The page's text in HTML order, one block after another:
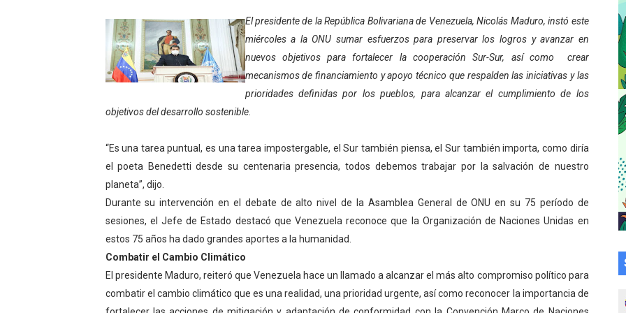
Niños merideños aprenden sobre gaita de tambora con Fundecem
Hospital universitario muestra sus avances en visita del Consejo Legislativo
Instituto Nacional de Nutrición celebra Semana Internacional de la Lactancia Materna
Gobernación de Mérida fortalece el desarrollo productivo en Rangel
Corposalud inició talleres para aspirantes al curso de Emergencia Prehospitalaria
Fortalecen formación académica de médicos en proceso de ruralidad
Fortaleciendo la economía comunal en El Vigía con microcréditos a emprendedores y
Campo Elías consolida plan de bacheo en el sector La Montañita
Fundecem inició con éxito el taller vacacional de origami
El Lactario del Iahula celebra la Semana Mundial de la Lactancia Materna
El presidente de la República Bolivariana de Venezuela, Nicolás Maduro, instó este
miércoles a la ONU sumar esfuerzos para preservar los logros y avanzar en
nuevos objetivos para fortalecer la cooperación Sur-Sur, así como crear
mecanismos de financiamiento y apoyo técnico que respalden las iniciativas y las
prioridades definidas por los pueblos, para alcanzar el cumplimiento de los
objetivos del desarrollo sostenible.
“Es una tarea puntual, es una tarea impostergable, el Sur también piensa, el Sur también importa, como diría
el poeta Benedetti desde su centenaria presencia, todos debemos trabajar por la salvación de nuestro
planeta”, dijo.
Durante su intervención en el debate de alto nivel de la Asamblea General de ONU en su 75 período de
sesiones, el Jefe de Estado destacó que Venezuela reconoce que la Organización de Naciones Unidas en
estos 75 años ha dado grandes aportes a la humanidad.
Combatir el Cambio Climático
El presidente Maduro, reiteró que Venezuela hace un llamado a alcanzar el más alto compromiso político para
combatir el cambio climático que es una realidad, una prioridad urgente, así como reconocer la importancia de